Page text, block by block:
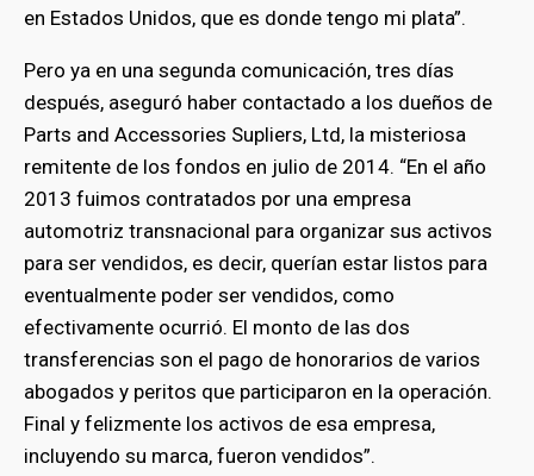
en Estados Unidos, que es donde tengo mi plata”.
Pero ya en una segunda comunicación, tres días
después, aseguró haber contactado a los dueños de
Parts and Accessories Supliers, Ltd, la misteriosa
remitente de los fondos en julio de 2014. “En el año
2013 fuimos contratados por una empresa
automotriz transnacional para organizar sus activos
para ser vendidos, es decir, querían estar listos para
eventualmente poder ser vendidos, como
efectivamente ocurrió. El monto de las dos
transferencias son el pago de honorarios de varios
abogados y peritos que participaron en la operación.
Final y felizmente los activos de esa empresa,
incluyendo su marca, fueron vendidos”.